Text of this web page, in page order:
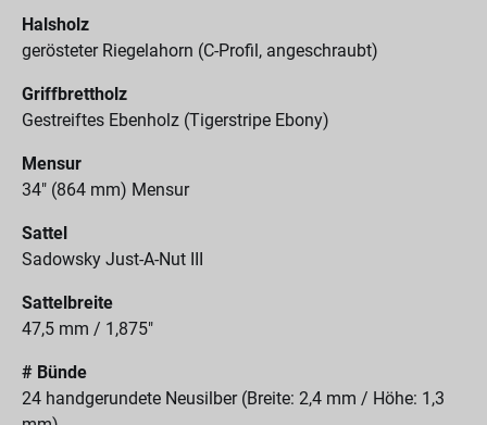
Halsholz
gerösteter Riegelahorn (C-Profil, angeschraubt)
Griffbrettholz
Gestreiftes Ebenholz (Tigerstripe Ebony)
Mensur
34" (864 mm) Mensur
Sattel
Sadowsky Just-A-Nut III
Sattelbreite
47,5 mm / 1,875"
# Bünde
24 handgerundete Neusilber (Breite: 2,4 mm / Höhe: 1,3